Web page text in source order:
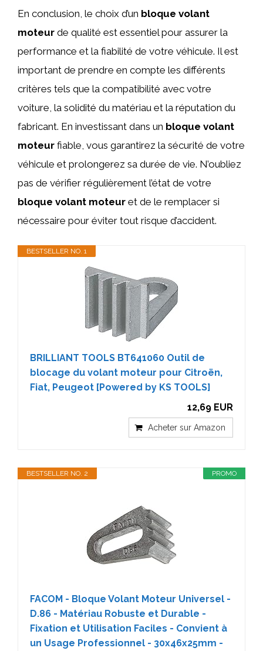
En conclusion, le choix d’un bloque volant
moteur de qualité est essentiel pour assurer la
performance et la fiabilité de votre véhicule. Il est
important de prendre en compte les différents
critères tels que la compatibilité avec votre
voiture, la solidité du matériau et la réputation du
fabricant. En investissant dans un bloque volant
moteur fiable, vous garantirez la sécurité de votre
véhicule et prolongerez sa durée de vie. N’oubliez
pas de vérifier régulièrement l’état de votre
bloque volant moteur et de le remplacer si
nécessaire pour éviter tout risque d’accident.
BESTSELLER NO. 1
BRILLIANT TOOLS BT641060 Outil de
blocage du volant moteur pour Citroën,
Fiat, Peugeot [Powered by KS TOOLS]
12,69 EUR
Acheter sur Amazon
PROMO
BESTSELLER NO. 2
FACOM - Bloque Volant Moteur Universel -
D.86 - Matériau Robuste et Durable -
Fixation et Utilisation Faciles - Convient à
un Usage Professionnel - 30x46x25mm -